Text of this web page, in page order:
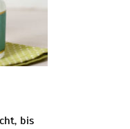
bis